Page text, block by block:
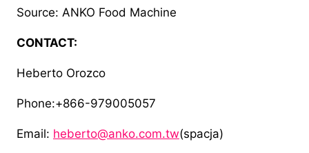
Source: ANKO Food Machine
CONTACT:
Heberto Orozco
Phone:+866-979005057
Email: heberto@anko.com.tw(spacja)